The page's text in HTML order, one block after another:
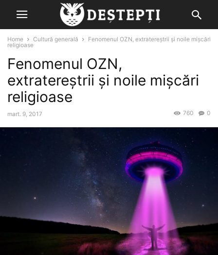
Home Cultură generală
Fenomenul OZN, extratereștrii și noile mișcări
religioase
Fenomenul OZN,
extratereștrii și noile mișcări
religioase
mart. 9, 2017 0
760